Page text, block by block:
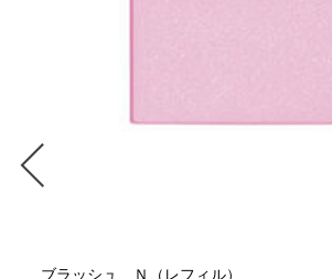
ブラッシュ Ｎ（レフィル）